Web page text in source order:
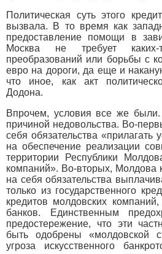
Политическая суть этого
вызвала. В то время как
предоставление помощи в
Москва не требует каких-
преобразований или борьбы с
евро на дороги, да еще и
что иное, как акт
Додона.
Впрочем, условия все же
причиной недовольства. Во-
себя обязательства «прилагать
на обеспечение реализации
территории Республики
компаний». Во-вторых, Молдова
на себя обязательства
только из государственного
кредитов молдовских
банков. Единственным
предостережение, что эти
быть одобрены «молдовской
угроза искусственного